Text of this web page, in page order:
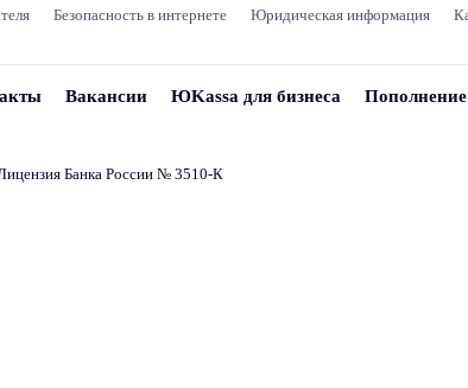
Безопасность в интернете Юридическая информация
Вакансии ЮKassa для бизнеса Пополнение
Банка России № 3510‑К